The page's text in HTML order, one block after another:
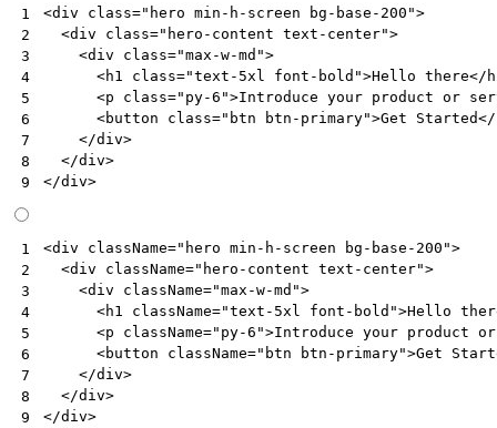
1
2
3
4
5
6
7
8
9
<div class="hero min-h-screen bg-base-200">
<div class="hero-content text-center">
<div class="max-w-md">
<h1 class="text-5xl font-bold">Hello there</
<p class="py-6">Introduce your product or
<button class="btn btn-primary">Get Started</
</div>
</div>
</div>
1
2
3
4
5
6
7
8
9
<div className="hero min-h-screen bg-base-200">
<div className="hero-content text-center">
<div className="max-w-md">
<h1 className="text-5xl font-bold">Hello
<p className="py-6">Introduce your product or
<button className="btn btn-primary">Get
</div>
</div>
</div>